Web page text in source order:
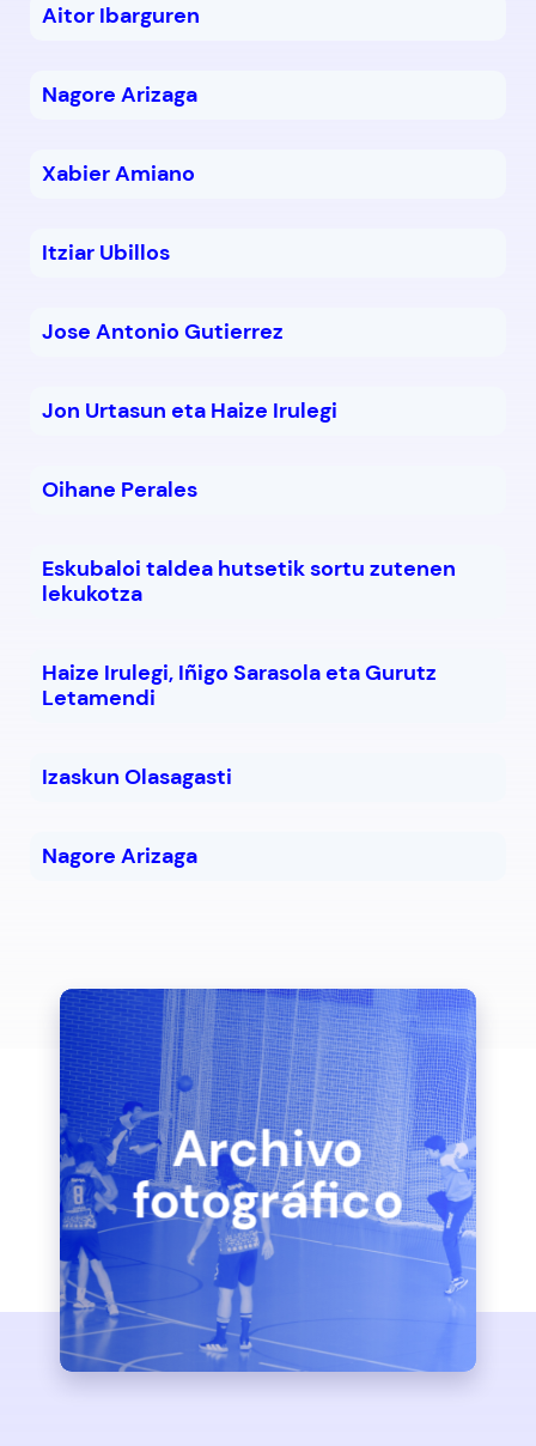
Aitor Ibarguren
Nagore Arizaga
Xabier Amiano
Itziar Ubillos
Jose Antonio Gutierrez
Jon Urtasun eta Haize Irulegi
Oihane Perales
Eskubaloi taldea hutsetik sortu zutenen
lekukotza
Haize Irulegi, Iñigo Sarasola eta Gurutz
Letamendi
Izaskun Olasagasti
Nagore Arizaga
Archivo
fotográfico